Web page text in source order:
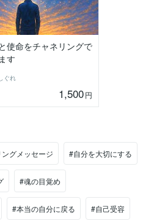
使命をチャネリングで
す
ぐれ
1,500円
グメッセージ #自分を大切にする
#魂の目覚め
#本当の自分に戻る #自己受容